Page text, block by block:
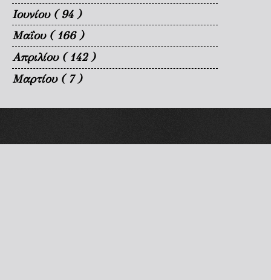
Ιουνίου ( 94 )
Μαΐου ( 166 )
Απριλίου ( 142 )
Μαρτίου ( 7 )